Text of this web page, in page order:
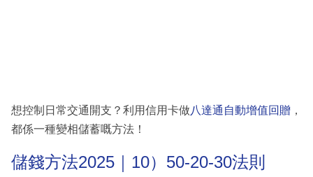
想控制日常交通開支？利用信用卡做八達通自動增值回贈 ，
都係一種變相儲蓄嘅方法！
儲錢方法2025｜10）50-20-30法則